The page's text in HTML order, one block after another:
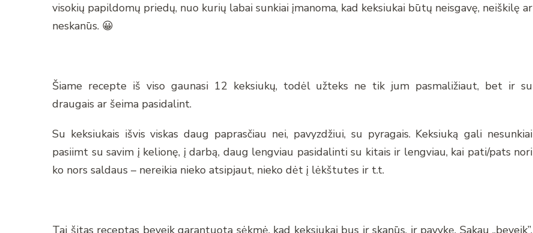
visokių papildomų priedų, nuo kurių labai sunkiai įmanoma, kad keksiukai būtų neisgavę, neiškilę ar
neskanūs. 😀
Šiame recepte iš viso gaunasi 12 keksiukų, todėl užteks ne tik jum pasmaližiaut, bet ir su
draugais ar šeima pasidalint.
Su keksiukais išvis viskas daug paprasčiau nei, pavyzdžiui, su pyragais. Keksiuką gali nesunkiai
pasiimt su savim į kelionę, į darbą, daug lengviau pasidalinti su kitais ir lengviau, kai pati/pats nori
ko nors saldaus – nereikia nieko atsipjaut, nieko dėt į lėkštutes ir t.t.